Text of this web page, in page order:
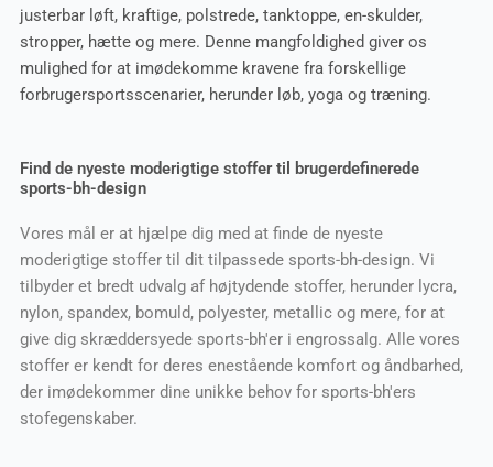
justerbar løft, kraftige, polstrede, tanktoppe, en-skulder,
stropper, hætte og mere. Denne mangfoldighed giver os
mulighed for at imødekomme kravene fra forskellige
forbrugersportsscenarier, herunder løb, yoga og træning.
Find de nyeste moderigtige stoffer til brugerdefinerede
sports-bh-design
Vores mål er at hjælpe dig med at finde de nyeste
moderigtige stoffer til dit tilpassede sports-bh-design. Vi
tilbyder et bredt udvalg af højtydende stoffer, herunder lycra,
nylon, spandex, bomuld, polyester, metallic og mere, for at
give dig skræddersyede sports-bh'er i engrossalg. Alle vores
stoffer er kendt for deres enestående komfort og åndbarhed,
der imødekommer dine unikke behov for sports-bh'ers
stofegenskaber.